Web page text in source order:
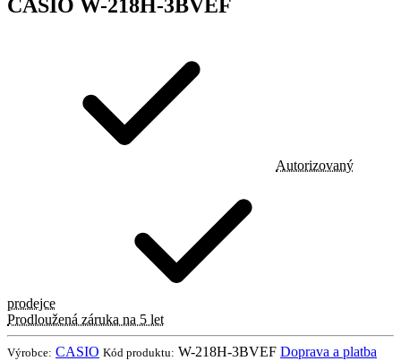
CASIO W-218H-3BVEF
Autorizovaný
prodejce
Prodloužená záruka na 5 let
Výrobce: CASIO Kód produktu: W-218H-3BVEF Doprava a platba